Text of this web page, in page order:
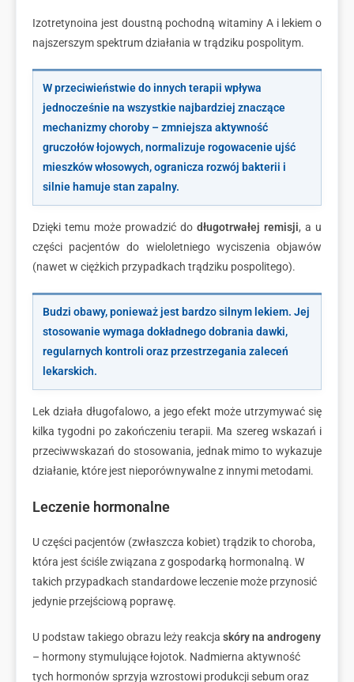
Izotretynoina jest doustną pochodną witaminy A i lekiem o
najszerszym spektrum działania w trądziku pospolitym.
W przeciwieństwie do innych terapii wpływa
jednocześnie na wszystkie najbardziej znaczące
mechanizmy choroby – zmniejsza aktywność
gruczołów łojowych, normalizuje rogowacenie ujść
mieszków włosowych, ogranicza rozwój bakterii i
silnie hamuje stan zapalny.
Dzięki temu może prowadzić do długotrwałej remisji, a u
części pacjentów do wieloletniego wyciszenia objawów
(nawet w ciężkich przypadkach trądziku pospolitego).
Budzi obawy, ponieważ jest bardzo silnym lekiem. Jej
stosowanie wymaga dokładnego dobrania dawki,
regularnych kontroli oraz przestrzegania zaleceń
lekarskich.
Lek działa długofalowo, a jego efekt może utrzymywać się
kilka tygodni po zakończeniu terapii. Ma szereg wskazań i
przeciwwskazań do stosowania, jednak mimo to wykazuje
działanie, które jest nieporównywalne z innymi metodami.
Leczenie hormonalne
U części pacjentów (zwłaszcza kobiet) trądzik to choroba,
która jest ściśle związana z gospodarką hormonalną. W
takich przypadkach standardowe leczenie może przynosić
jedynie przejściową poprawę.
U podstaw takiego obrazu leży reakcja skóry na androgeny
– hormony stymulujące łojotok. Nadmierna aktywność
tych hormonów sprzyja wzrostowi produkcji sebum oraz